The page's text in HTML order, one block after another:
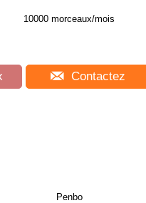
10000 morceaux/mois
Contactez
Penbo